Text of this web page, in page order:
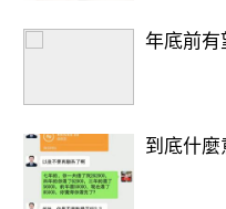
年底前有
到底什麼